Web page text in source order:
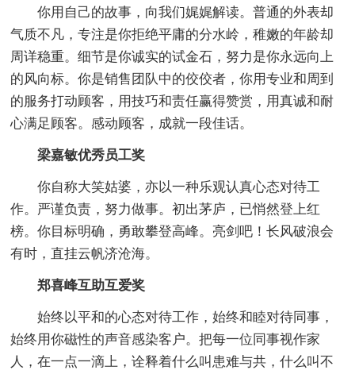
你用自己的故事，向我们娓娓解读。普通的外表却
气质不凡，专注是你拒绝平庸的分水岭，稚嫩的年龄却
周详稳重。细节是你诚实的试金石，努力是你永远向上
的风向标。你是销售团队中的佼佼者，你用专业和周到
的服务打动顾客，用技巧和责任赢得赞赏，用真诚和耐
心满足顾客。感动顾客，成就一段佳话。
梁嘉敏优秀员工奖
你自称大笑姑婆，亦以一种乐观认真心态对待工
作。严谨负责，努力做事。初出茅庐，已悄然登上红
榜。你目标明确，勇敢攀登高峰。亮剑吧！长风破浪会
有时，直挂云帆济沧海。
郑喜峰互助互爱奖
始终以平和的心态对待工作，始终和睦对待同事，
始终用你磁性的声音感染客户。把每一位同事视作家
人，在一点一滴上，诠释着什么叫患难与共，什么叫不